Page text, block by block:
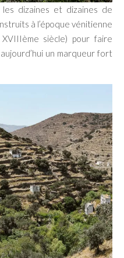
dizaines et dizaines de
à l’époque vénitienne
siècle) pour faire
un marqueur fort